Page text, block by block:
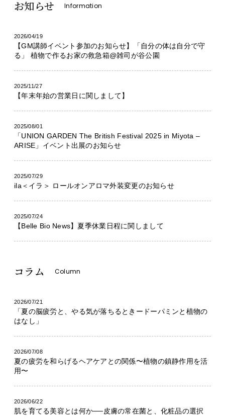
お知らせ Information
2026/04/19
【GM講師イベント参加のお知らせ】「自分の体は自分で守
る」 植物で作るお家の救急箱@雑司が谷公園
2025/11/27
【年末年始の営業日に関しまして】
2025/08/01
「UNION GARDEN The British Festival 2025 in Miyota –
ARISE」イベント出展のお知らせ
2025/07/29
ila＜イラ＞ ロールオンアロマ外装変更のお知らせ
2025/07/24
【Belle Bio News】夏季休業日程に関しまして
コラム Column
2026/07/21
「夏の脳疲労と、やる気が落ちるときードーパミンと植物の
はなし」
2026/07/08
夏の疲労を和らげるヘアケアとの関係〜植物の鎮静作用を活
用〜
2026/06/22
肌を育てる美容とは何か──皮膚の常在菌と、化粧品の選択